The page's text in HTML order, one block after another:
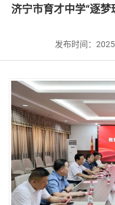
济宁市育才中学“逐
发布时间：